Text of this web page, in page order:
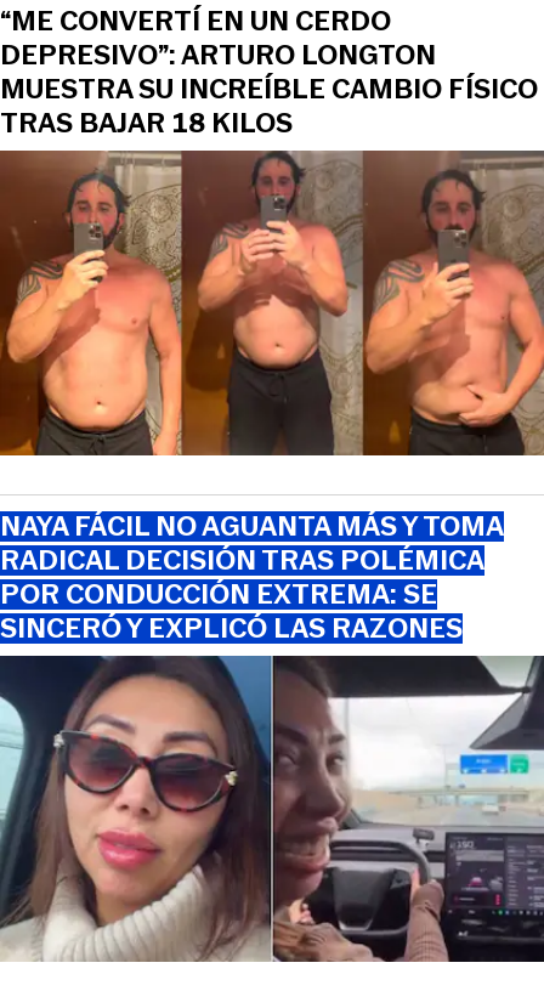
“ME CONVERTÍ EN UN CERDO
DEPRESIVO”: ARTURO LONGTON
MUESTRA SU INCREÍBLE CAMBIO FÍSICO
TRAS BAJAR 18 KILOS
NAYA FÁCIL NO AGUANTA MÁS Y TOMA
RADICAL DECISIÓN TRAS POLÉMICA
POR CONDUCCIÓN EXTREMA: SE
SINCERÓ Y EXPLICÓ LAS RAZONES